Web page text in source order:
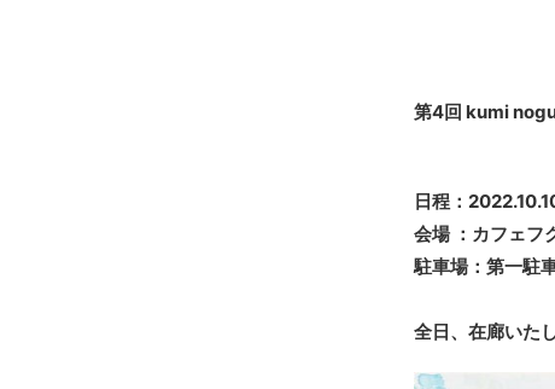
第4回 kumi
日程：
会場 ： カフェフ
駐車場：第一駐
全日、在廊いた